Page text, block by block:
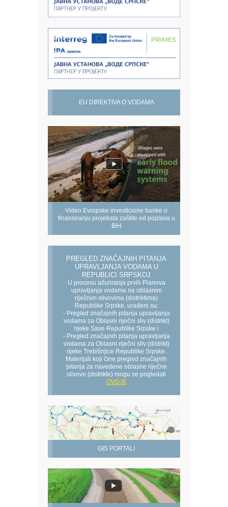
EU DIREKTIVA O VODAMA
Video Evropske investicione banke o
finansiranju projekata zaštite od poplava u
BiH
PREGLED ZNAČAJNIH PITANJA
UPRAVLJANJA VODAMA U
REPUBLICI SRPSKOJ
U procesu ažuriranja prvih Planova
upravljanja vodama na oblasnim
riječnim slivovima (distriktima)
Republike Srpske, urađeni su:
- Pregled značajnih pitanja upravljanja
vodama za Oblasni riječni sliv (distrikt)
rijeke Save Republike Srpske i
- Pregled značajnih pitanja upravljanja
vodama za Oblasni riječni sliv (distrikt)
rijeke Trebišnjice Republike Srpske.
Materijali koji čine pregled značajnih
pitanja za navedene oblasne riječne
slivove (distrikte) mogu se pogledati
OVDJE
GIS PORTALI